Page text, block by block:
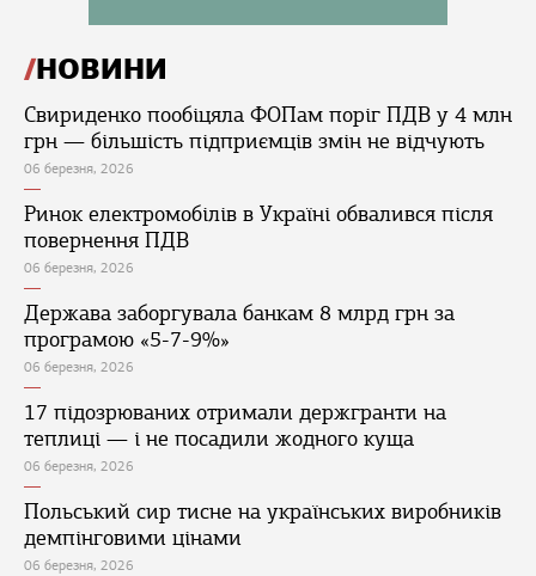
НОВИНИ
Свириденко пообіцяла ФОПам поріг ПДВ у 4 млн
грн — більшість підприємців змін не відчують
06 березня, 2026
Ринок електромобілів в Україні обвалився після
повернення ПДВ
06 березня, 2026
Держава заборгувала банкам 8 млрд грн за
програмою «5-7-9%»
06 березня, 2026
17 підозрюваних отримали держгранти на
теплиці — і не посадили жодного куща
06 березня, 2026
Польський сир тисне на українських виробників
демпінговими цінами
06 березня, 2026